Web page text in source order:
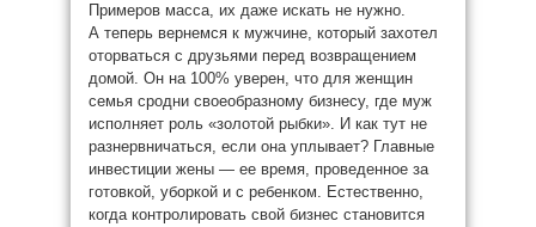
Примеров масса, их даже искать не нужно.
А теперь вернемся к мужчине, который захотел
оторваться с друзьями перед возвращением
домой. Он на 100% уверен, что для женщин
семья сродни своеобразному бизнесу, где муж
исполняет роль «золотой рыбки». И как тут не
разнервничаться, если она уплывает? Главные
инвестиции жены — ее время, проведенное за
готовкой, уборкой и с ребенком. Естественно,
когда контролировать свой бизнес становится